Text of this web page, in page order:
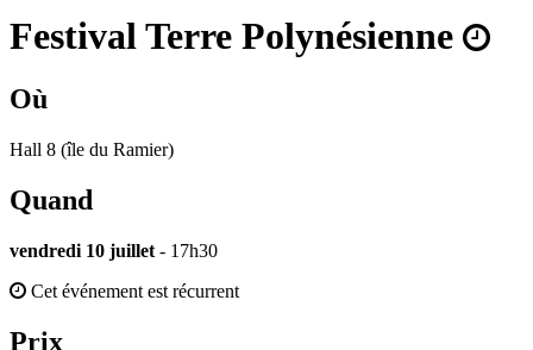
Festival Terre Polynésienne
Où
Hall 8 (île du Ramier)
Quand
vendredi 10 juillet - 17h30
Cet événement est récurrent
Prix